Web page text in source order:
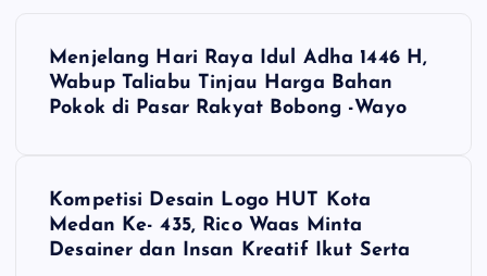
Menjelang Hari Raya Idul Adha 1446 H,
Wabup Taliabu Tinjau Harga Bahan
Pokok di Pasar Rakyat Bobong -Wayo
Kompetisi Desain Logo HUT Kota
Medan Ke- 435, Rico Waas Minta
Desainer dan Insan Kreatif Ikut Serta